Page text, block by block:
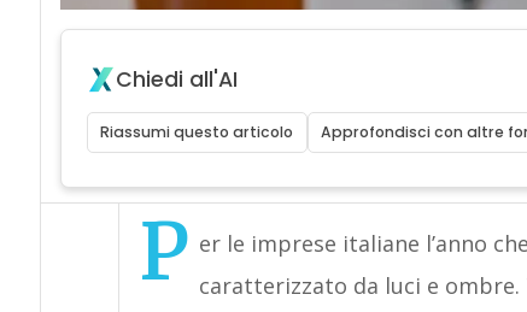
Chiedi all'AI
Riassumi questo articolo Approfondisci con altre
P er le imprese italiane l’anno
caratterizzato da luci e